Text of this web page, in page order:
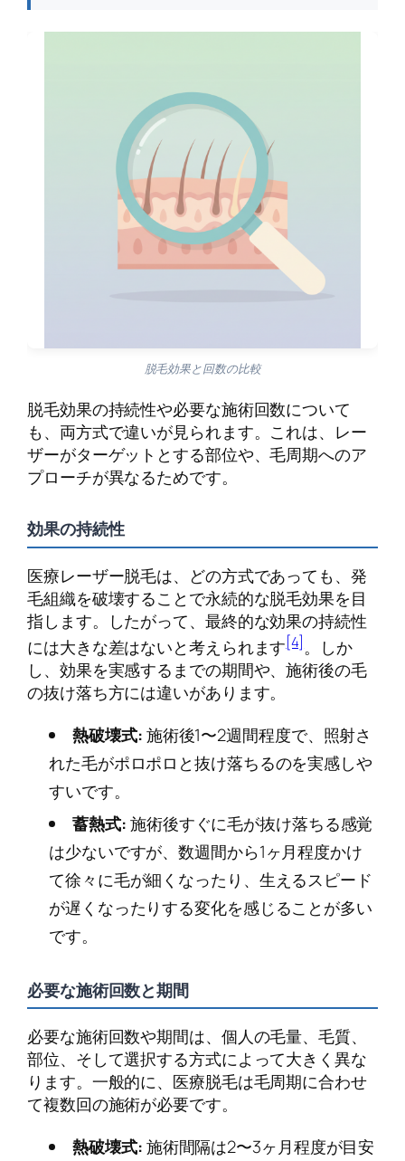
脱毛効果と回数の比較
脱毛効果の持続性や必要な施術回数について
も、両方式で違いが見られます。これは、レー
ザーがターゲットとする部位や、毛周期へのア
プローチが異なるためです。
効果の持続性
医療レーザー脱毛は、どの方式であっても、発
毛組織を破壊することで永続的な脱毛効果を目
指します。したがって、最終的な効果の持続性
には大きな差はないと考えられます[4]。しか
し、効果を実感するまでの期間や、施術後の毛
の抜け落ち方には違いがあります。
熱破壊式:施術後1〜2週間程度で、照射さ
れた毛がポロポロと抜け落ちるのを実感しや
すいです。
蓄熱式:施術後すぐに毛が抜け落ちる感覚
は少ないですが、数週間から1ヶ月程度かけ
て徐々に毛が細くなったり、生えるスピード
が遅くなったりする変化を感じることが多い
です。
必要な施術回数と期間
必要な施術回数や期間は、個人の毛量、毛質、
部位、そして選択する方式によって大きく異な
ります。一般的に、医療脱毛は毛周期に合わせ
て複数回の施術が必要です。
熱破壊式:施術間隔は2〜3ヶ月程度が目安